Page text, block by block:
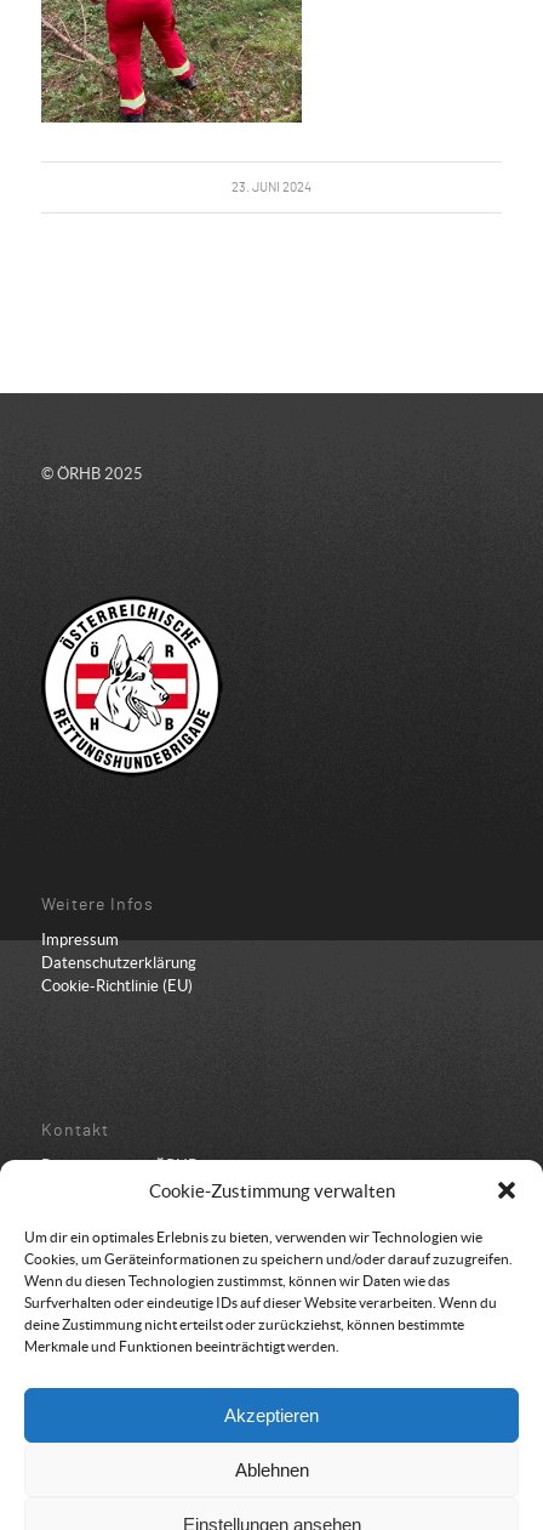
Cookie-Zustimmung verwalten
Um dir ein optimales Erlebnis zu bieten, verwenden wir Technologien wie
Cookies, um Geräteinformationen zu speichern und/oder darauf zuzugreifen.
Wenn du diesen Technologien zustimmst, können wir Daten wie das
Surfverhalten oder eindeutige IDs auf dieser Website verarbeiten. Wenn du
deine Zustimmung nicht erteilst oder zurückziehst, können bestimmte
Merkmale und Funktionen beeinträchtigt werden.
Akzeptieren
Ablehnen
Einstellungen ansehen
23. JUNI 2024
© ÖRHB 2025
Weitere Infos
Impressum
Datenschutzerklärung
Cookie-Richtlinie (EU)
Kontakt
Bundesbüro der ÖRHB
Schulstraße 443
05 94 500 152
office@oerhb.at